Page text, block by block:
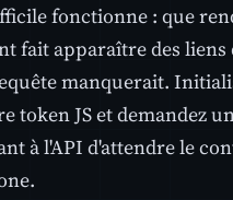
fonctionne : que
fait apparaître des liens
manquerait.
token JS et demandez
à l'API d'attendre le